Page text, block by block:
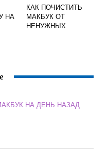
НА
КАК ПОЧИСТИТЬ
МАКБУК ОТ
НЕНУЖНЫХ
НА ДЕНЬ НАЗАД